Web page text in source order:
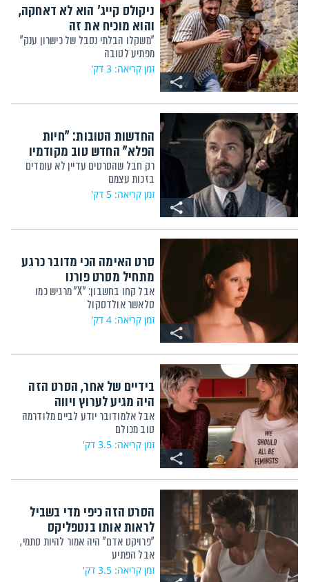
ניקולס קייג' הוא לא דאחקה,
והוא מוכיח את זה
"משקלו הבלתי נסבל של כישרון ענק"
מפתיע לטובה
זמן קריאה: 3 דק'
החדשות הטובות: "חיות
הפלא" החדש טוב מקודמיו
רק חבל שהסרטים עדיין לא עומדים
בזכות עצמם
זמן קריאה: 5 דק'
סרט האימה הכי מדובר כרגע
מתחיל מסרט פורנו
אבל קחו בחשבון: "X" מרגיש כמו
סלאשר אולדסקול
זמן קריאה: 4 דק'
בידיים של אחר, הסרט הזה
היה מגיע לערוץ ויווה
אבל אלמודובר יודע לביים מלודרמה
טוב מכולם
זמן קריאה: 3.5 דק'
הסרט הזה כיפי מדי בשביל
לראות אותו בנטפליקס
"פרויקט אדם" היה אמור להיות סתמי,
אבל הפתיע
זמן קריאה: 3.5 דק'